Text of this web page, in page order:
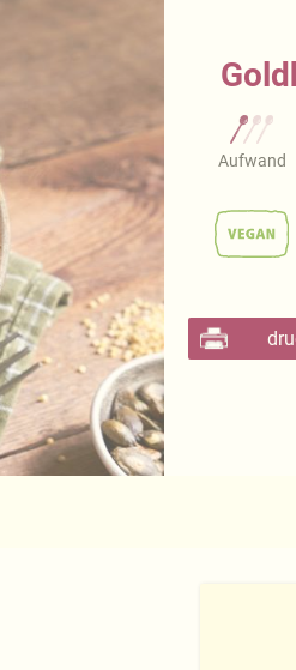
Aufwand